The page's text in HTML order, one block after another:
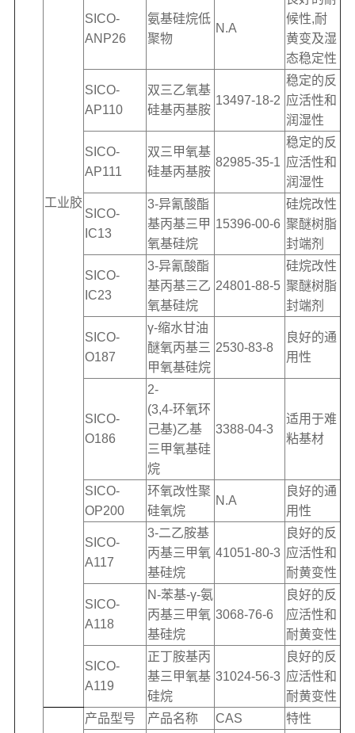
工业胶
SICO-
ANP26
氨基硅烷低
聚物
N.A
候性,耐
黄变及湿
态稳定性
SICO-
AP110
双三乙氧基
硅基丙基胺
13497-18-2
稳定的反
应活性和
润湿性
SICO-
AP111
双三甲氧基
硅基丙基胺
82985-35-1
稳定的反
应活性和
润湿性
SICO-
IC13
3-异氰酸酯
基丙基三甲
氧基硅烷
15396-00-6
硅烷改性
聚醚树脂
封端剂
SICO-
IC23
3-异氰酸酯
基丙基三乙
氧基硅烷
24801-88-5
硅烷改性
聚醚树脂
封端剂
SICO-
O187
γ-缩水甘油
醚氧丙基三
甲氧基硅烷
2530-83-8
良好的通
用性
SICO-
O186
2-
(3,4-环氧环
己基)乙基
三甲氧基硅
烷
3388-04-3
适用于难
粘基材
SICO-
OP200
环氧改性聚
硅氧烷
N.A
良好的通
用性
SICO-
A117
3-二乙胺基
丙基三甲氧
基硅烷
41051-80-3
良好的反
应活性和
耐黄变性
SICO-
A118
N-苯基-γ-氨
丙基三甲氧
基硅烷
3068-76-6
良好的反
应活性和
耐黄变性
SICO-
A119
正丁胺基丙
基三甲氧基
硅烷
31024-56-3
良好的反
应活性和
耐黄变性
产品型号 产品名称 CAS
特性